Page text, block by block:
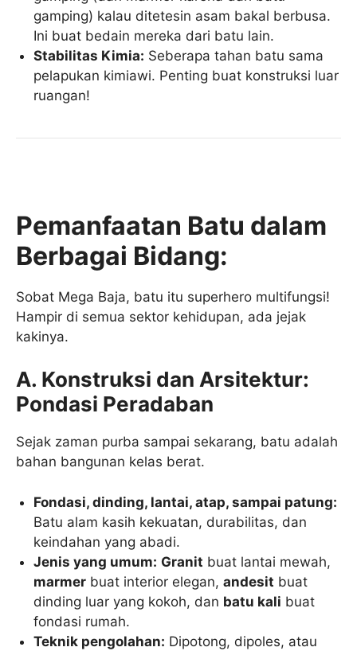
gamping) kalau ditetesin asam bakal berbusa.
Ini buat bedain mereka dari batu lain.
Stabilitas Kimia: Seberapa tahan batu sama
pelapukan kimiawi. Penting buat konstruksi luar
ruangan!
Pemanfaatan Batu dalam
Berbagai Bidang:
Sobat Mega Baja, batu itu superhero multifungsi!
Hampir di semua sektor kehidupan, ada jejak
kakinya.
A. Konstruksi dan Arsitektur:
Pondasi Peradaban
Sejak zaman purba sampai sekarang, batu adalah
bahan bangunan kelas berat.
Fondasi, dinding, lantai, atap, sampai patung:
Batu alam kasih kekuatan, durabilitas, dan
keindahan yang abadi.
Jenis yang umum: Granit buat lantai mewah,
marmer buat interior elegan,andesit buat
dinding luar yang kokoh, dan batu kali buat
fondasi rumah.
Teknik pengolahan: Dipotong, dipoles, atau